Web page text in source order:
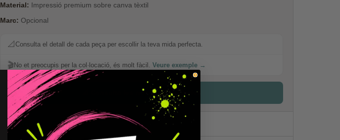
Material: Impressió premium sobre canva tèxtil
Marc: Opcional
📐 Consulta el detall de cada peça per escollir la teva mida perfecta.
🎬No et preocupis per la col·locació, és molt fàcil. Veure exemple →
📐 Consulta les mesures detallades
Carta de Colors